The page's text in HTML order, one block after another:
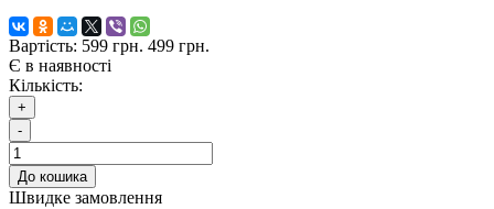
Вартість: 599 грн. 499 грн.
Є в наявності
Кількість:
+
-
До кошика
Швидке замовлення